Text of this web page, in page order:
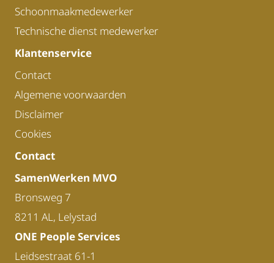
Schoonmaakmedewerker
Technische dienst medewerker
Klantenservice
Contact
Algemene voorwaarden
Disclaimer
Cookies
Contact
SamenWerken MVO
Bronsweg 7
8211 AL, Lelystad
ONE People Services
Leidsestraat 61-1